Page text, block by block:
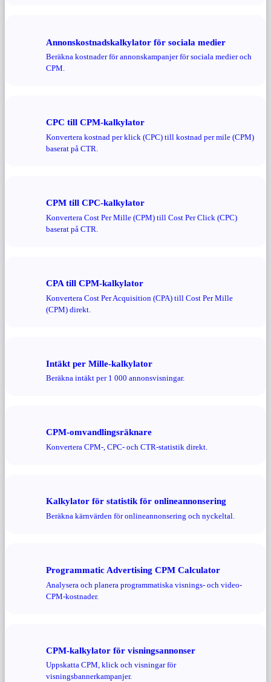
Annonskostnadskalkylator för sociala medier
Beräkna kostnader för annonskampanjer för sociala medier och
CPM.
CPC till CPM-kalkylator
Konvertera kostnad per klick (CPC) till kostnad per mile (CPM)
baserat på CTR.
CPM till CPC-kalkylator
Konvertera Cost Per Mille (CPM) till Cost Per Click (CPC)
baserat på CTR.
CPA till CPM-kalkylator
Konvertera Cost Per Acquisition (CPA) till Cost Per Mille
(CPM) direkt.
Intäkt per Mille-kalkylator
Beräkna intäkt per 1 000 annonsvisningar.
CPM-omvandlingsräknare
Konvertera CPM-, CPC- och CTR-statistik direkt.
Kalkylator för statistik för onlineannonsering
Beräkna kärnvärden för onlineannonsering och nyckeltal.
Programmatic Advertising CPM Calculator
Analysera och planera programmatiska visnings- och video-
CPM-kostnader.
CPM-kalkylator för visningsannonser
Uppskatta CPM, klick och visningar för
visningsbannerkampanjer.